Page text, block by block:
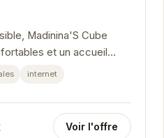
Madinina'S Cube
et un accueil
est idéalement situé
internet
Voir l'offre